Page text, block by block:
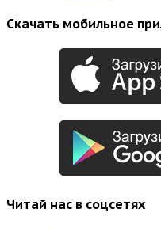
Скачать мобильное
Читай нас в соцсетях